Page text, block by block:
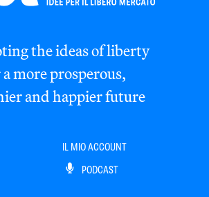
the ideas of liberty
more prosperous,
and happier future
IL MIO ACCOUNT
PODCAST